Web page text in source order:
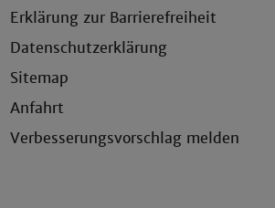
Erklärung zur Barrierefreiheit
Datenschutzerklärung
Sitemap
Anfahrt
Verbesserungsvorschlag melden